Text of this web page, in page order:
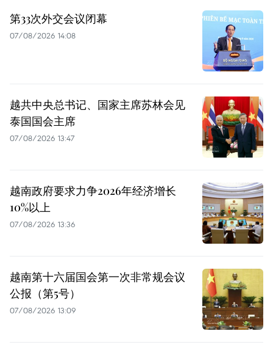
第33次外交会议闭幕
07/08/2026 14:08
越共中央总书记、国家主席苏林会见
泰国国会主席
07/08/2026 13:47
越南政府要求力争2026年经济增长
10%以上
07/08/2026 13:36
越南第十六届国会第一次非常规会议
公报（第5号）
07/08/2026 13:09